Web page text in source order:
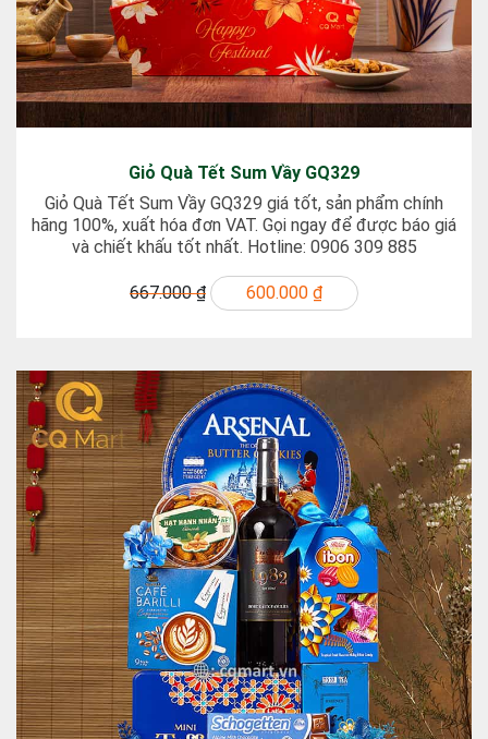
Giỏ Quà Tết Sum Vầy GQ329
Giỏ Quà Tết Sum Vầy GQ329 giá tốt, sản phẩm chính
hãng 100%, xuất hóa đơn VAT. Gọi ngay để được báo giá
và chiết khấu tốt nhất. Hotline: 0906 309 885
667.000 ₫ 600.000 ₫